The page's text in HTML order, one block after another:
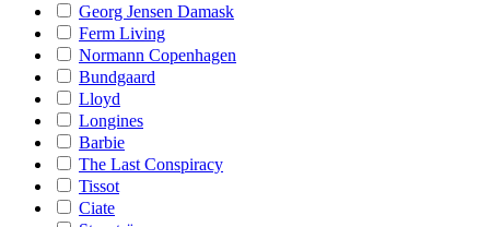
Georg Jensen Damask
Ferm Living
Normann Copenhagen
Bundgaard
Lloyd
Longines
Barbie
The Last Conspiracy
Tissot
Ciate